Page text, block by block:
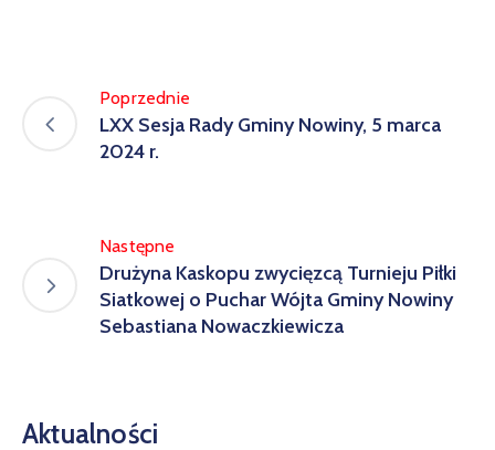
Poprzednie
LXX Sesja Rady Gminy Nowiny, 5 marca
2024 r.
Następne
Drużyna Kaskopu zwycięzcą Turnieju Piłki
Siatkowej o Puchar Wójta Gminy Nowiny
Sebastiana Nowaczkiewicza
Aktualności